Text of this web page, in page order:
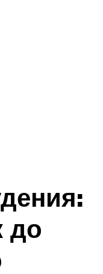
до